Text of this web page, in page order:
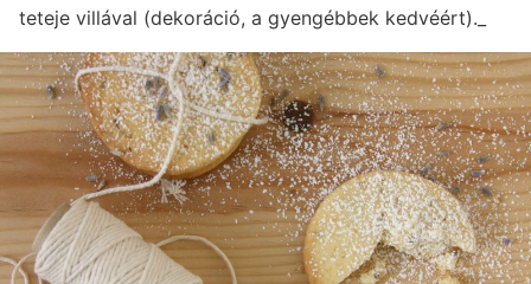
teteje villával (dekoráció, a gyengébbek kedvéért)._